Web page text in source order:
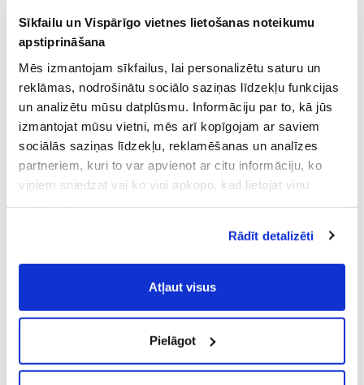
Sīkfailu un Vispārīgo vietnes lietošanas noteikumu
apstiprināšana
Mēs izmantojam sīkfailus, lai personalizētu saturu un
reklāmas, nodrošinātu sociālo saziņas līdzekļu funkcijas
un analizētu mūsu datplūsmu. Informāciju par to, kā jūs
izmantojat mūsu vietni, mēs arī kopīgojam ar saviem
sociālās saziņas līdzekļu, reklamēšanas un analīzes
partneriem, kuri to var apvienot ar citu informāciju, ko
viņiem sniedzat vai ko viņi apkopo, kad lietojat viņu
Vispārīgiem vietnes lietošanas
noteikumiem(saīsināti - VVLN).
Rādīt detalizēti
Atļaut visus
Pielāgot